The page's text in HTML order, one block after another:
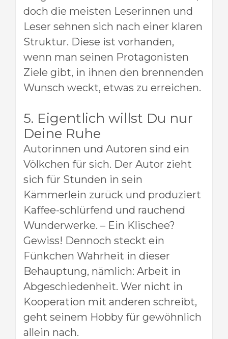
doch die meisten Leserinnen und
Leser sehnen sich nach einer klaren
Struktur. Diese ist vorhanden,
wenn man seinen Protagonisten
Ziele gibt, in ihnen den brennenden
Wunsch weckt, etwas zu erreichen.
5. Eigentlich willst Du nur
Deine Ruhe
Autorinnen und Autoren sind ein
Völkchen für sich. Der Autor zieht
sich für Stunden in sein
Kämmerlein zurück und produziert
Kaffee-schlürfend und rauchend
Wunderwerke. – Ein Klischee?
Gewiss! Dennoch steckt ein
Fünkchen Wahrheit in dieser
Behauptung, nämlich: Arbeit in
Abgeschiedenheit. Wer nicht in
Kooperation mit anderen schreibt,
geht seinem Hobby für gewöhnlich
allein nach.